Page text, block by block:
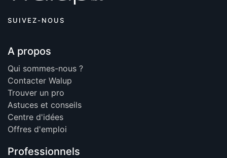
SUIVEZ-NOUS
A propos
Qui sommes-nous ?
Contacter Walup
Trouver un pro
Astuces et conseils
Centre d'idées
Offres d'emploi
Professionnels